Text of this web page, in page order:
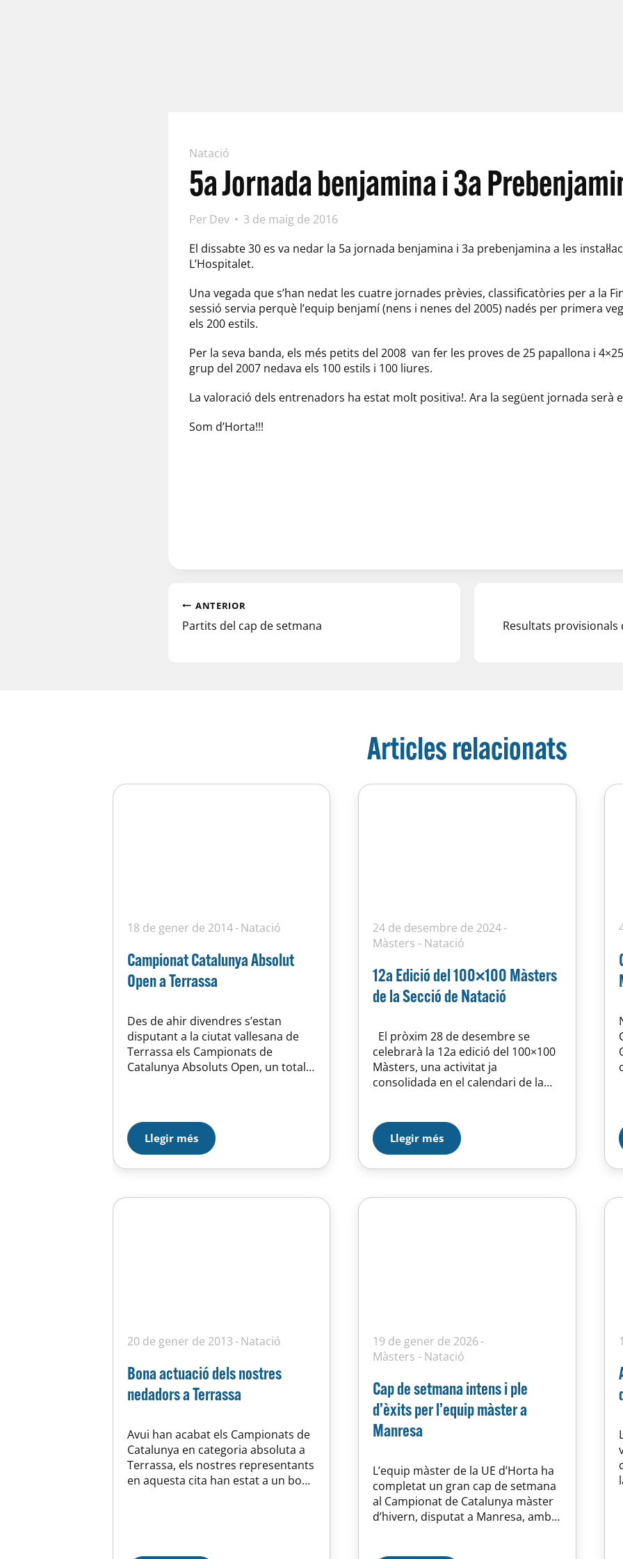
Natació
5a Jornada benjamina i 3a
Per Dev
3 de maig de 2016
El dissabte 30 es va nedar la 5a jornada benjamina i 3a prebenjamina a les
L’Hospitalet.
Una vegada que s’han nedat les cuatre jornades prèvies, classificatòries per a la
sessió servia perquè l’equip benjamí (nens i nenes del 2005) nadés per primera
els 200 estils.
Per la seva banda, els més petits del 2008 van fer les proves de 25 papallona i
grup del 2007 nedava els 100 estils i 100 liures.
La valoració dels entrenadors ha estat molt positiva!. Ara la següent jornada serà
Som d’Horta!!!
ANTERIOR
Partits del cap de setmana
Resultats provisionals
Articles relacionats
18 de gener de 2014 Natació
Campionat Catalunya Absolut
Open a Terrassa
Des de ahir divendres s’estan
disputant a la ciutat vallesana de
Terrassa els Campionats de
Catalunya Absoluts Open, un total
tota l’informació i resultats.
http://www.natacio.cat/cat/seccio/v
eure/712 SOM-HI SOM D’HORTA !!!
Llegir més
24 de desembre de 2024
Màsters - Natació
12a Edició del 100×100 Màsters
de la Secció de Natació
El pròxim 28 de desembre se
celebrarà la 12a edició del 100×100
Màsters, una activitat ja
consolidada en el calendari de la
piscina del nostre centre i està
obert a tothom qui hi vulgui
participar. El 100×100 consisteix a
completar 100 sèries de 100
Llegir més
20 de gener de 2013 Natació
Bona actuació dels nostres
nedadors a Terrassa
Avui han acabat els Campionats de
Catalunya en categoria absoluta a
Terrassa, els nostres representants
en aquesta cita han estat a un bon
19 de gener de 2026
Màsters - Natació
Cap de setmana intens i ple
d’èxits per l’equip màster a
Manresa
L’equip màster de la UE d’Horta ha
completat un gran cap de setmana
al Campionat de Catalunya màster
d’hivern, disputat a Manresa, amb